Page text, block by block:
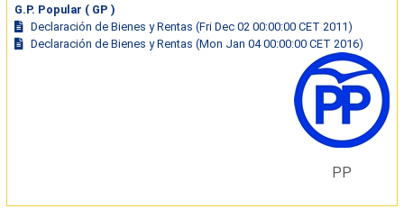
G.P. Popular ( GP )
Declaración de Bienes y Rentas (Fri Dec 02 00:00:00 CET 2011)
Declaración de Bienes y Rentas (Mon Jan 04 00:00:00 CET 2016)
PP